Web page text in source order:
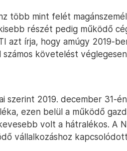
több mint felét
részét pedig működő
azt írja, hogy amúgy 2019-
számos követelést
szerint 2019. december 31-
ezen belül a működő
volt a hátralékos. A
vállalkozáshoz